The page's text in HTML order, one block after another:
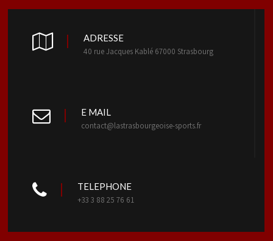
ADRESSE
40 rue Jacques Kablé 67000 Strasbourg
E MAIL
contact@lastrasbourgeoise-sports.fr
TELEPHONE
+33 3 88 25 76 61